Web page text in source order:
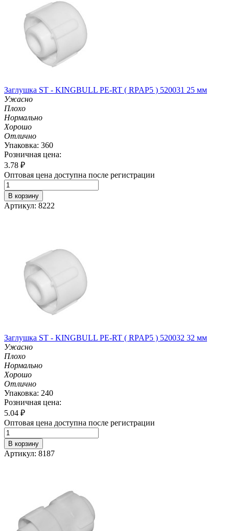
Заглушка ST - KINGBULL PE-RT ( RPAP5 ) 520031 25 мм
Ужасно
Плохо
Нормально
Хорошо
Отлично
Упаковка: 360
Розничная цена:
3.78 ₽
Оптовая цена доступна после регистрации
В корзину
Артикул: 8222
Заглушка ST - KINGBULL PE-RT ( RPAP5 ) 520032 32 мм
Ужасно
Плохо
Нормально
Хорошо
Отлично
Упаковка: 240
Розничная цена:
5.04 ₽
Оптовая цена доступна после регистрации
В корзину
Артикул: 8187